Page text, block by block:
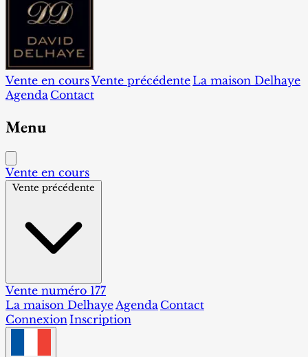
Vente en coursVente précédente La maison Delhaye
Agenda Contact
Menu
Vente en cours
Vente précédente
Vente numéro 177
La maison DelhayeAgenda Contact
ConnexionInscription